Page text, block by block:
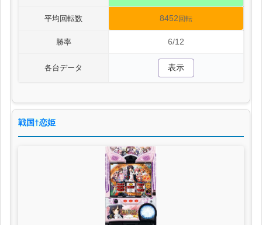
平均回転数 8452回転
勝率 6/12
各台データ 表示
戦国†恋姫